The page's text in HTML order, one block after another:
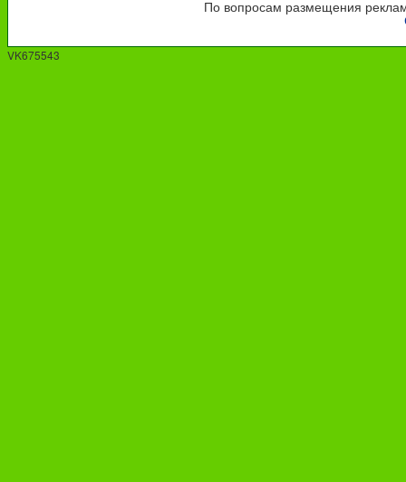
По вопросам размещения
VK675543